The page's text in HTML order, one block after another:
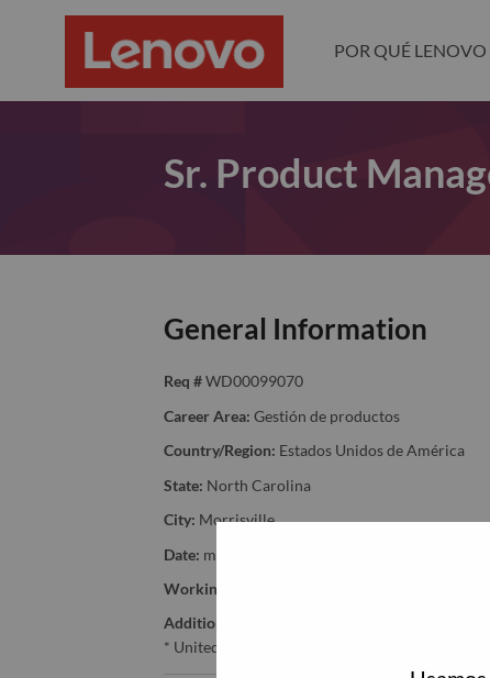
POR QUÉ LENOVO
Sr. Product
General Information
Req # WD00099070
Career Area: Gestión de productos
Country/Region: Estados Unidos de América
State: North Carolina
City: Morrisville
Date: miércoles, Julio 1, 2026
Working Time:
Additional Locations
* United States of America - North Carolina -